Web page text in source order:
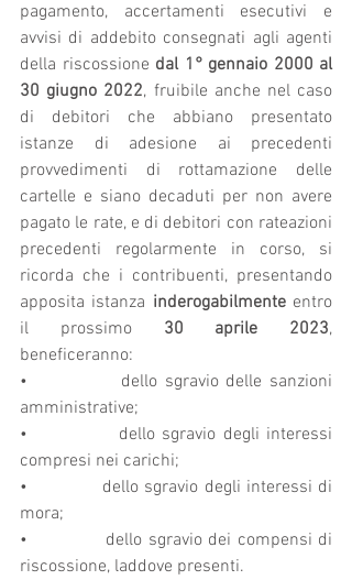
pagamento, accertamenti esecutivi e
avvisi di addebito consegnati agli agenti
della riscossione dal 1° gennaio 2000 al
30 giugno 2022, fruibile anche nel caso
di debitori che abbiano presentato
istanze di adesione ai precedenti
provvedimenti di rottamazione delle
cartelle e siano decaduti per non avere
pagato le rate, e di debitori con rateazioni
precedenti regolarmente in corso, si
ricorda che i contribuenti, presentando
apposita istanza inderogabilmente entro
il prossimo 30 aprile 2023,
beneficeranno:
•             dello sgravio delle sanzioni
amministrative;
•             dello sgravio degli interessi
compresi nei carichi;
•             dello sgravio degli interessi di
mora;
•             dello sgravio dei compensi di
riscossione, laddove presenti.